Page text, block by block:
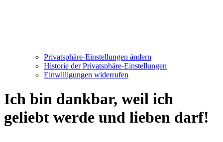
Privatsphäre-Einstellungen ändern
Historie der Privatsphäre-Einstellungen
Einwilligungen widerrufen
Ich bin dankbar, weil ich
geliebt werde und lieben darf!